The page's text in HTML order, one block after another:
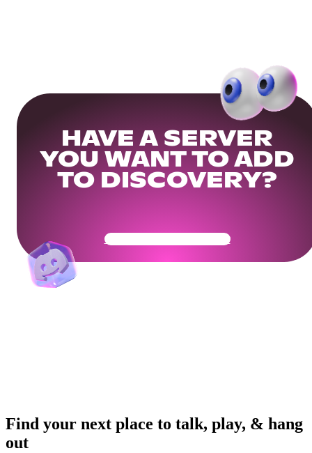
HAVE A SERVER
YOU WANT TO ADD
TO DISCOVERY?
Get Your Community Ready
Find your next place to talk, play, & hang
out